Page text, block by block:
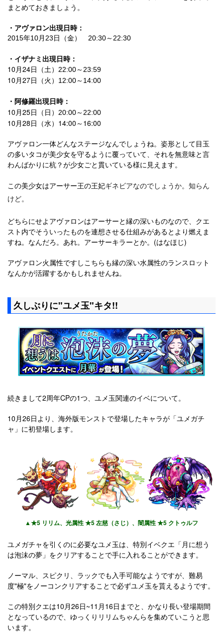
まとめておきましょう。
・アヴァロン出現日時：
2015年10月23日（金） 20:30～22:30
・イザナミ出現日時：
10月24日（土）
22:00～23:59
10月27日（火） 12:00～14:00
・阿修羅出現日時：
10月25日（日） 20:00～22:00
10月28日（水）14:00～16:00
アヴァロン一体どんなステージなんでしょうね。姿形として目玉
の多いタコが美少女を守るように覆っていて、それを無意味と言
わんばかりに杭？が少女ごと貫いている様に見えます。
この美少女はアーサー王の王妃ギネビアなのでしょうか。知らん
けど。
どちらにせよアヴァロンはアーサーと縁の深いものなので、クエ
スト内でそういったものを連想させる仕組みがあるとより燃えま
すね。なんだろ。あれ。アーサーキラーとか。(はなほじ)
アヴァロン火属性ですしこちらも縁の深い水属性のランスロット
なんかが活躍するかもしれませんね。
久しぶりに"ユメ玉"キタ!!
続きまして2周年CPの1つ、ユメ玉関連のイベについて。
10月26日より、海外版モンストで登場したキャラが「ユメガチ
ャ」に初登場します。
▲★5 リリム、光属性 ★5 左慈（さじ）、闇属性 ★5 クトゥルフ
ユメガチャを引くのに必要なユメ玉は、特別イベクエ「月に想う
は泡沫の夢」をクリアすることで手に入れることができます。
ノーマル、スピクリ、ラックでも入手可能なようですが、難易
度"極"をノーコンクリアすることで必ずユメ玉を貰えるようです。
この特別クエは10月26日~11月16日までと、かなり長い登場期間
となっているので、ゆっくりリリムちゃんらを集めていこうと思
います。